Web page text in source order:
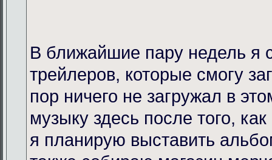
В ближайшие пару недель я
трейлеров, которые смогу
пор ничего не загружал в
музыку здесь после того,
я планирую выставить